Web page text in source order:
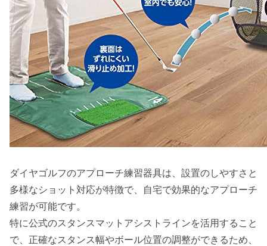
ダイヤゴルフのアプローチ練習器具は、設置のしやすさと
多様なショット対応が特徴で、自宅で効果的なアプローチ
練習が可能です。
特に公式のスタンスマットアシストラインを活用すること
で、正確なスタンス幅やボール位置の調整ができるため、